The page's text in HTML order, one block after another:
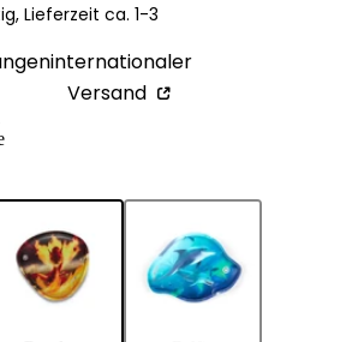
Lieferzeit ca. 1-3
internationaler
Versand